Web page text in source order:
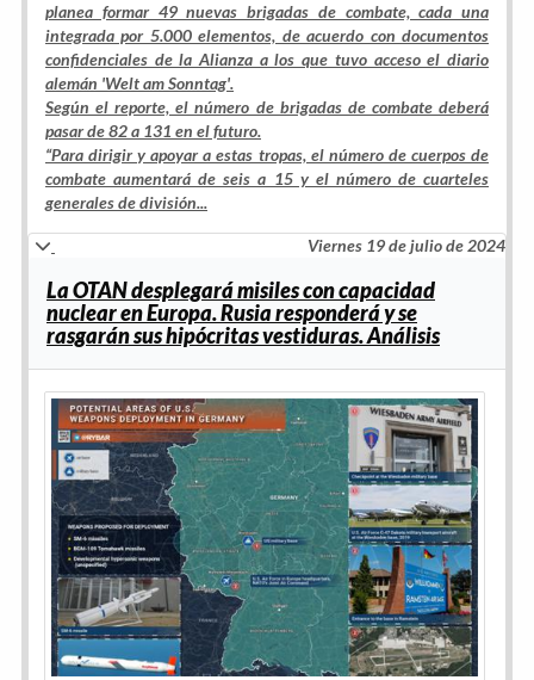
planea formar 49 nuevas brigadas de combate, cada una
integrada por 5.000 elementos, de acuerdo con documentos
confidenciales de la Alianza a los que tuvo acceso el diario
alemán 'Welt am Sonntag'.
Según el reporte, el número de brigadas de combate deberá
pasar de 82 a 131 en el futuro.
“Para dirigir y apoyar a estas tropas, el número de cuerpos de
combate aumentará de seis a 15 y el número de cuarteles
generales de división...
Viernes 19 de julio de 2024
La OTAN desplegará misiles con capacidad
nuclear en Europa. Rusia responderá y se
rasgarán sus hipócritas vestiduras. Análisis